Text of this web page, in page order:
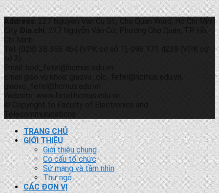
Address
: 227 Nguyen Van Cu St., Cho Quan Ward, Ho Chi Minh
Địa chỉ
: 227 Nguyễn Văn Cừ, Phường Chợ Quán, TP. Hồ
Chí Minh
Tel: (028) 38 356 464 (VPK cơ sở 1), 096 171 4239 (VPK cơ
sở 2)
Email: bod_fetel@hcmus.edu.vn
Email giáo vụ khoa: giaovu_clc_fetel@hcmus.edu.vn;
giaovu_fetel@hcmus.edu.vn
Website: www.fetel.hcmus.edu.vn
© Copyright to Faculty of Electronics and
Telecommunications
TRANG CHỦ
GIỚI THIỆU
Giới thiệu chung
Cơ cấu tổ chức
Sứ mạng và tầm nhìn
Thư ngỏ
CÁC ĐƠN VỊ